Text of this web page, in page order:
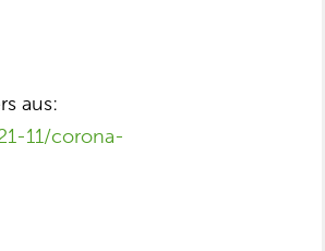
aus:
11/corona-